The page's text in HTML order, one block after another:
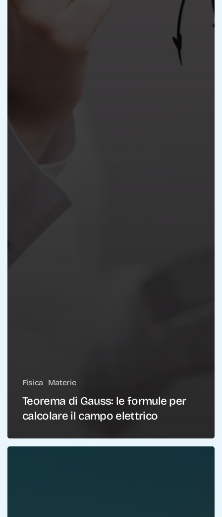
Fisica Materie
Teorema di Gauss: le formule per
calcolare il campo elettrico